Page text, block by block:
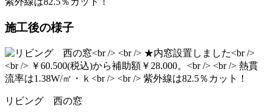
施工後の様子
リビング 西の窓